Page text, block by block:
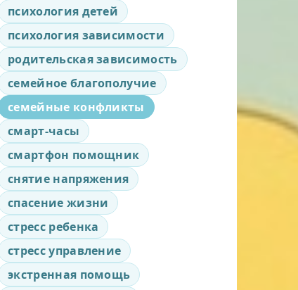
психология детей
психология зависимости
родительская зависимость
семейное благополучие
семейные конфликты
смарт-часы
смартфон помощник
снятие напряжения
спасение жизни
стресс ребенка
стресс управление
экстренная помощь